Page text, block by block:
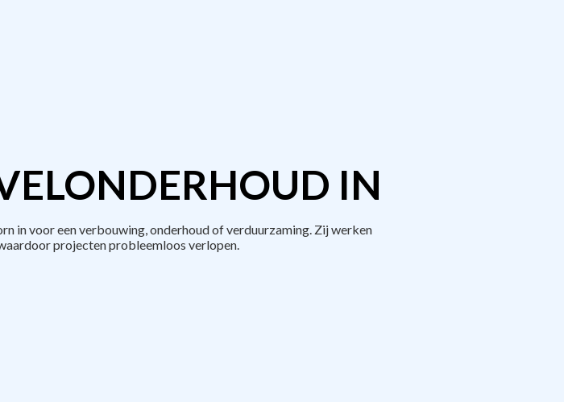
IN
in voor een verbouwing, onderhoud of verduurzaming. Zij werken
projecten probleemloos verlopen.